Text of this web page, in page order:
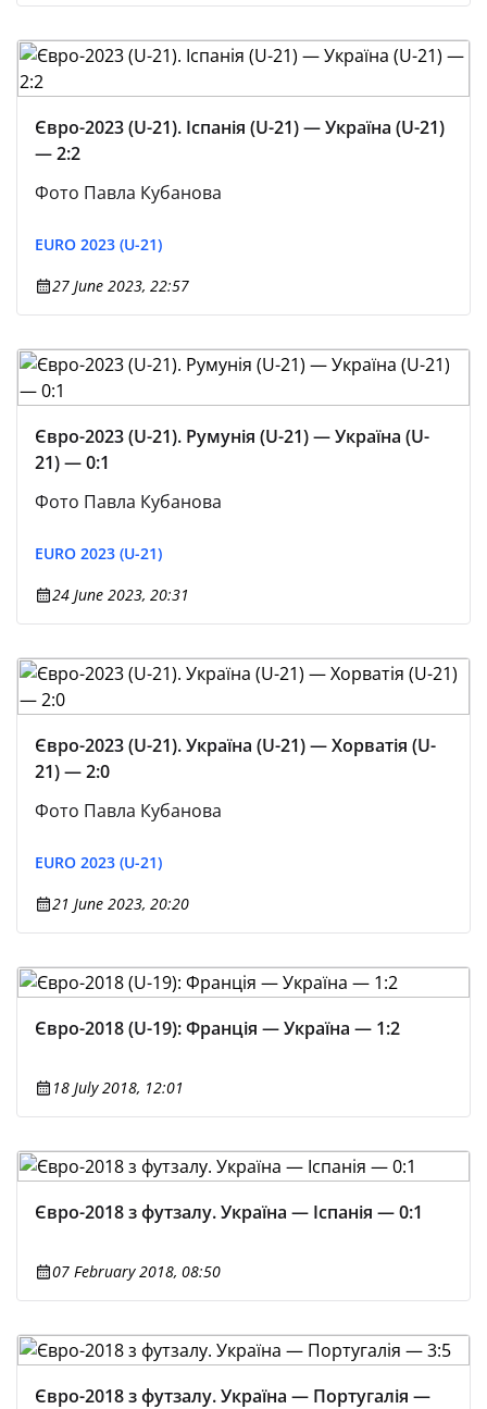
Євро-2023 (U-21). Іспанія (U-21) — Україна (U-21)
— 2:2
Фото Павла Кубанова
EURO 2023 (U-21)
27 June 2023, 22:57
Євро-2023 (U-21). Румунія (U-21) — Україна (U-
21) — 0:1
Фото Павла Кубанова
EURO 2023 (U-21)
24 June 2023, 20:31
Євро-2023 (U-21). Україна (U-21) — Хорватія (U-
21) — 2:0
Фото Павла Кубанова
EURO 2023 (U-21)
21 June 2023, 20:20
Євро-2018 (U-19): Франція — Україна — 1:2
18 July 2018, 12:01
Євро-2018 з футзалу. Україна — Іспанія — 0:1
07 February 2018, 08:50
Євро-2018 з футзалу. Україна — Португалія —